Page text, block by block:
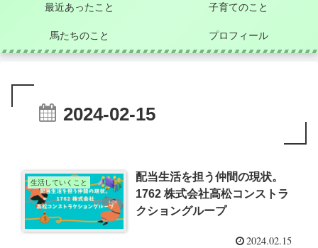
最近あったこと 子育てのこと
馬たちのこと プロフィール
2024-02-15
生活していくこと
配当生活を担う仲間の現状。
1762 株式会社高松コンストラ
クショングループ
2024.02.15